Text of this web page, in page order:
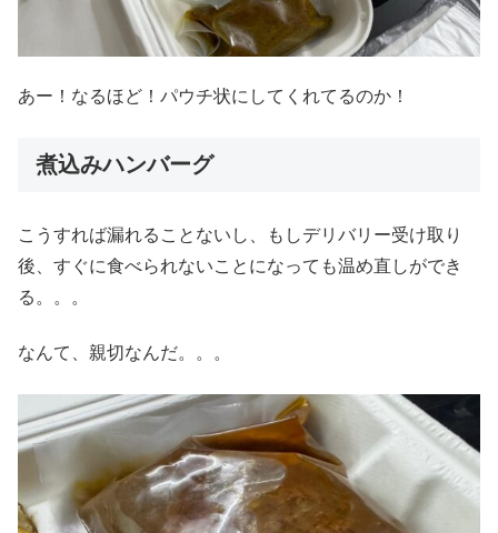
あー！なるほど！パウチ状にしてくれてるのか！
煮込みハンバーグ
こうすれば漏れることないし、もしデリバリー受け取り
後、すぐに食べられないことになっても温め直しができ
る。。。
なんて、親切なんだ。。。